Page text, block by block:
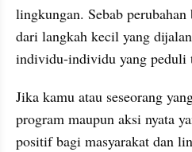
lingkungan. Sebab
dari langkah kecil yang
individu-individu yang peduli
Jika kamu atau seseorang
program maupun aksi nyata
positif bagi masyarakat dan